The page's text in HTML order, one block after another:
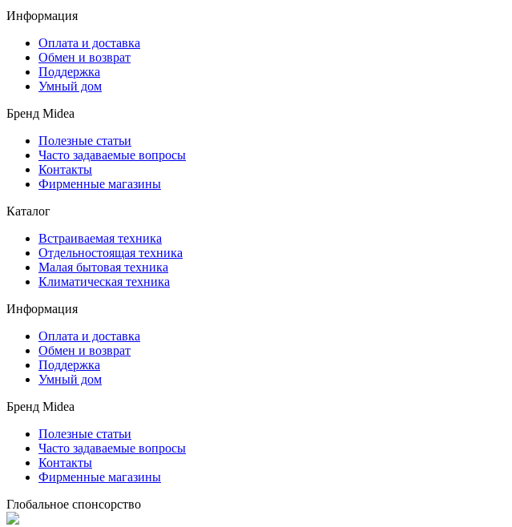
Информация
Оплата и доставка
Обмен и возврат
Поддержка
Умный дом
Бренд Midea
Полезные статьи
Часто задаваемые вопросы
Контакты
Фирменные магазины
Каталог
Встраиваемая техника
Отдельностоящая техника
Малая бытовая техника
Климатическая техника
Информация
Оплата и доставка
Обмен и возврат
Поддержка
Умный дом
Бренд Midea
Полезные статьи
Часто задаваемые вопросы
Контакты
Фирменные магазины
Глобальное спонсорство